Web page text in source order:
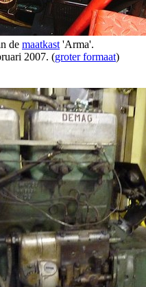
de maatkast 'Arma'.
2007. (groter formaat)